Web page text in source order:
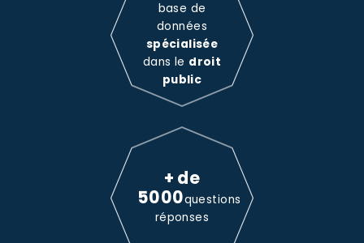
base de
données
spécialisée
dans le droit
public
+ de
5000questions
réponses